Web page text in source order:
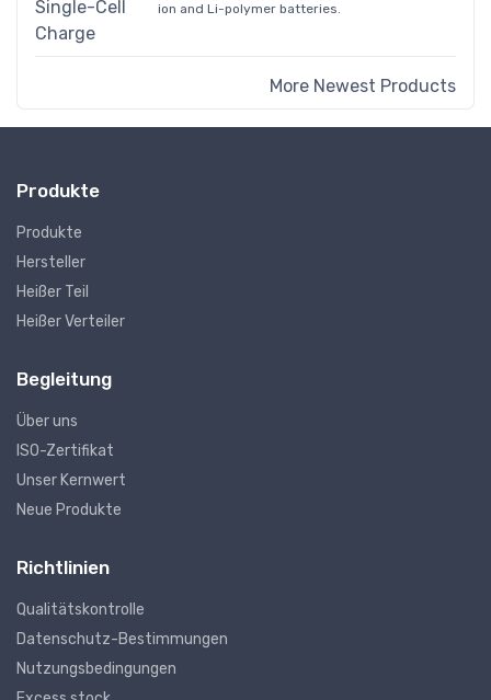
ion and Li-polymer batteries.
More Newest Products
Produkte
Produkte
Hersteller
Heißer Teil
Heißer Verteiler
Begleitung
Über uns
ISO-Zertifikat
Unser Kernwert
Neue Produkte
Richtlinien
Qualitätskontrolle
Datenschutz-Bestimmungen
Nutzungsbedingungen